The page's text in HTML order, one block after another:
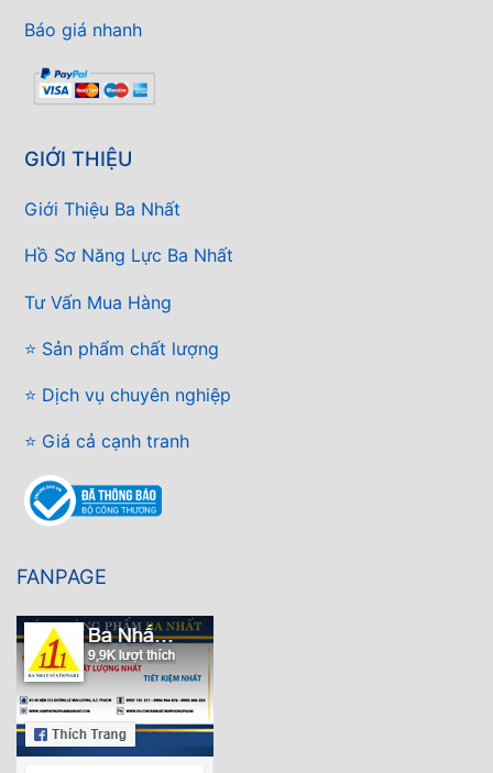
Báo giá nhanh
GIỚI THIỆU
Giới Thiệu Ba Nhất
Hồ Sơ Năng Lực Ba Nhất
Tư Vấn Mua Hàng
⭐ Sản phẩm chất lượng
⭐ Dịch vụ chuyên nghiệp
⭐ Giá cả cạnh tranh
FANPAGE